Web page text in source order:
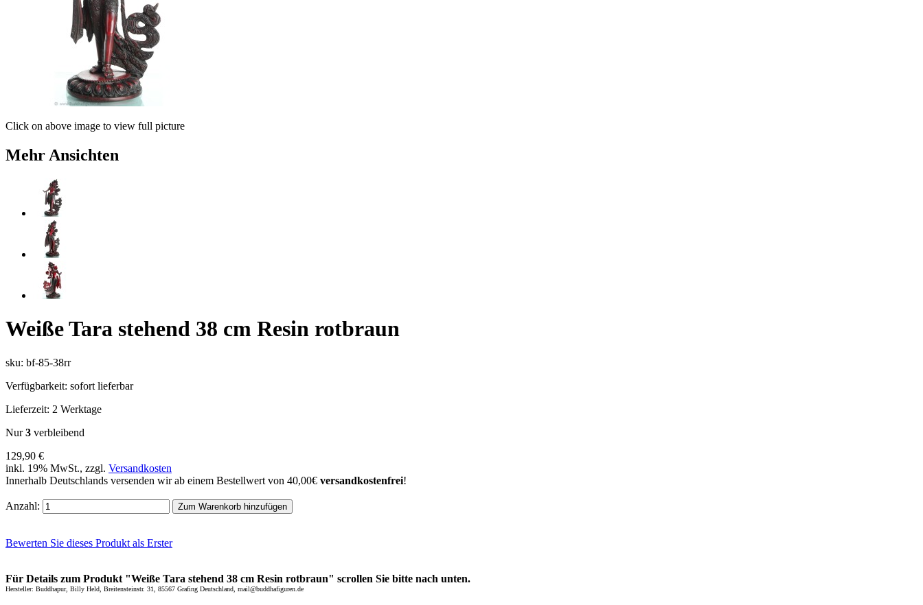
Click on above image to view full picture
Mehr Ansichten
Weiße Tara stehend 38 cm Resin rotbraun
sku: bf-85-38rr
Verfügbarkeit: sofort lieferbar
Lieferzeit: 2 Werktage
Nur3 verbleibend
129,90 €
inkl. 19% MwSt., zzgl. Versandkosten
Innerhalb Deutschlands versenden wir ab einem Bestellwert von 40,00€ versandkostenfrei!
Anzahl: Zum Warenkorb hinzufügen
Bewerten Sie dieses Produkt als Erster
Für Details zum Produkt "Weiße Tara stehend 38 cm Resin rotbraun" scrollen Sie bitte nach unten.
Hersteller: Buddhapur, Billy Held, Breitensteinstr. 31, 85567 Grafing Deutschland, mail@buddhafiguren.de